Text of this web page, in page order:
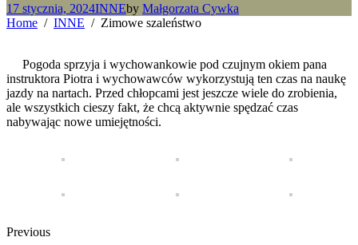
17 stycznia, 2024INNEby Małgorzata Cywka
Home
INNE Zimowe szaleństwo
Pogoda sprzyja i wychowankowie pod czujnym okiem pana
instruktora Piotra i wychowawców wykorzystują ten czas na naukę
jazdy na nartach. Przed chłopcami jest jeszcze wiele do zrobienia,
ale wszystkich cieszy fakt, że chcą aktywnie spędzać czas
nabywając nowe umiejętności.
Previous